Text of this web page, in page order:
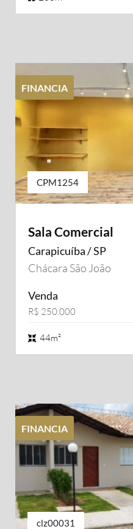
FINANCIA
CPM1254
Sala Comercial
Carapicuíba / SP
Chácara São João
Venda
R$ 250.000
44m²
FINANCIA
clz00031